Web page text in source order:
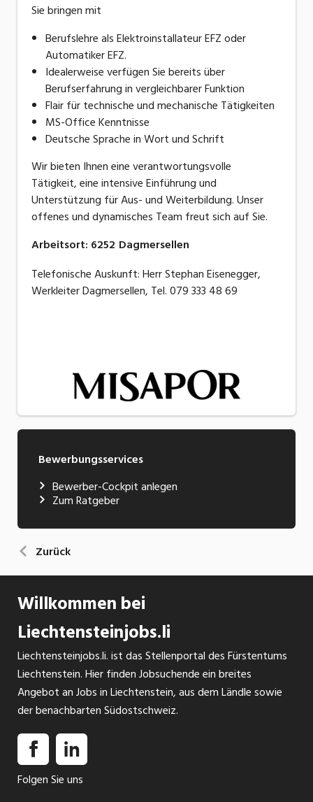
Sie bringen mit
Berufslehre als Elektroinstallateur EFZ oder
Automatiker EFZ.
Idealerweise verfügen Sie bereits über
Berufserfahrung in vergleichbarer Funktion
Flair für technische und mechanische Tätigkeiten
MS-Office Kenntnisse
Deutsche Sprache in Wort und Schrift
Wir bieten Ihnen eine verantwortungsvolle
Tätigkeit, eine intensive Einführung und
Unterstützung für Aus- und Weiterbildung. Unser
offenes und dynamisches Team freut sich auf Sie.
Arbeitsort: 6252 Dagmersellen
Telefonische Auskunft: Herr Stephan Eisenegger,
Werkleiter Dagmersellen, Tel. 079 333 48 69
Bewerbungsservices
Bewerber-Cockpit anlegen
Zum Ratgeber
Zurück
Willkommen bei
Liechtensteinjobs.li
Liechtensteinjobs.li. ist das Stellenportal des Fürstentums
Liechtenstein. Hier finden Jobsuchende ein breites
Angebot an Jobs in Liechtenstein, aus dem Ländle sowie
der benachbarten Südostschweiz.
Folgen Sie uns